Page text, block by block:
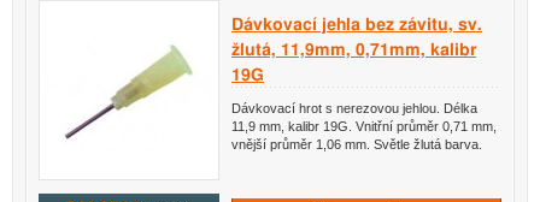
Dávkovací jehla bez závitu, sv.
žlutá, 11,9mm, 0,71mm, kalibr
19G
Dávkovací hrot s nerezovou jehlou. Délka
11,9 mm, kalibr 19G. Vnitřní průměr 0,71 mm,
vnější průměr 1,06 mm. Světle žlutá barva.